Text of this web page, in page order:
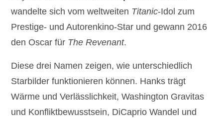
wandelte sich vom weltweiten Titanic-Idol zum
Prestige- und Autorenkino-Star und gewann 2016
den Oscar für The Revenant.
Diese drei Namen zeigen, wie unterschiedlich
Starbilder funktionieren können. Hanks trägt
Wärme und Verlässlichkeit, Washington Gravitas
und Konfliktbewusstsein, DiCaprio Wandel und